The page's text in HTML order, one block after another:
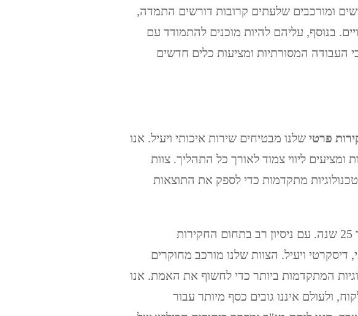
ומורכבים שלעתים קרובות דורשים התמדה,
בנוסף, עליהם להיות מוכנים להתמודד עם
העבודה המסורתיות ומציעות כלים חדשים
פרטי שלנו מבטיחים שירות איכותי ויעיל. אנו
ליווי צמוד לאורך כל התהליך. צוות
מתקדמות כדי לספק את התוצאות
משרד החקירות שלנו מוביל בארץ כבר 25 שנה. עם ניסיון רב בתחום החקירות
ויעיל. הצוות שלנו מורכב מחוקרים
המתקדמות ביותר כדי לחשוף את האמת. אנו
ולעולם איננו גובים כסף מיותר עבור